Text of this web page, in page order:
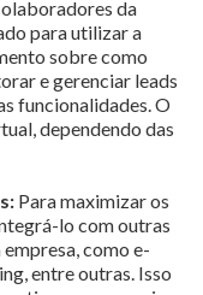
da
para utilizar a
sobre como
e gerenciar leads
funcionalidades. O
dependendo das
Para maximizar os
lo com outras
como e-
entre outras. Isso